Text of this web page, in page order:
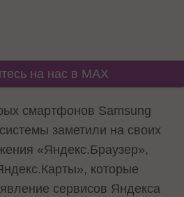
на нас в MAX
смартфонов Samsung
заметили на своих
«Яндекс.Браузер»,
которые
сервисов Яндекса